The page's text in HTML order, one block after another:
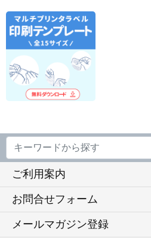
ご利用案内
お問合せフォーム
メールマガジン登録